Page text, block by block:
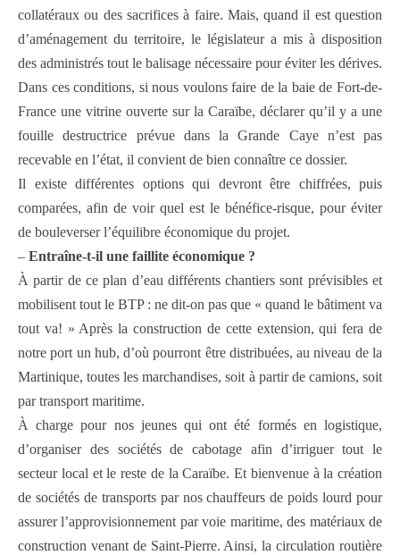
collatéraux ou des sacrifices à faire. Mais, quand il est question
d’aménagement du territoire, le législateur a mis à disposition
des administrés tout le balisage nécessaire pour éviter les dérives.
Dans ces conditions, si nous voulons faire de la baie de Fort-de-
France une vitrine ouverte sur la Caraïbe, déclarer qu’il y a une
fouille destructrice prévue dans la Grande Caye n’est pas
recevable en l’état, il convient de bien connaître ce dossier.
Il existe différentes options qui devront être chiffrées, puis
comparées, afin de voir quel est le bénéfice-risque, pour éviter
de bouleverser l’équilibre économique du projet.
– Entraîne-t-il une faillite économique ?
À partir de ce plan d’eau différents chantiers sont prévisibles et
mobilisent tout le BTP : ne dit-on pas que « quand le bâtiment va
tout va! » Après la construction de cette extension, qui fera de
notre port un hub, d’où pourront être distribuées, au niveau de la
Martinique, toutes les marchandises, soit à partir de camions, soit
par transport maritime.
À charge pour nos jeunes qui ont été formés en logistique,
d’organiser des sociétés de cabotage afin d’irriguer tout le
secteur local et le reste de la Caraïbe. Et bienvenue à la création
de sociétés de transports par nos chauffeurs de poids lourd pour
assurer l’approvisionnement par voie maritime, des matériaux de
construction venant de Saint-Pierre. Ainsi, la circulation routière